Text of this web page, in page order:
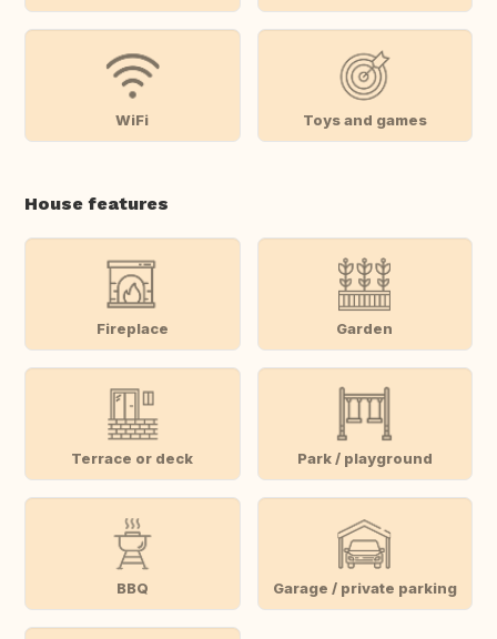
WiFi Toys and games
House features
Fireplace Garden
Terrace or deck Park / playground
BBQ Garage / private parking